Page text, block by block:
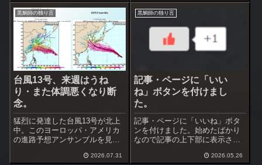
続。水深は1m未満、海底が丸見
えな場所なのに濁っていて見え
ない。続いて相模湾...
ない程度に荒れて欲しいです
ね。台風通過後は黒鯛が良くな
ってくるのかな、海面に棚引く
海藻は完全に切れて...
黒鯛師の独り言
台風13号、来週はうね
り・また体調悪くなり断
念。
猛烈に発達した台風13号が北上
中。このヨーロッパ・アメリカ
の進路予想アンサンブルを見る
ナ海へ向かうのが多い。まだ進
2026.07.31
黒鯛師の独り言
記事・ページに「いい
ね」ボタンを付けまし
た。
記事・ページに「いいね」ボタ
ンを付けました。始めたばかり
なので記事の上下部に表示させ
だけにするつもりです。記事が
2026.05.26